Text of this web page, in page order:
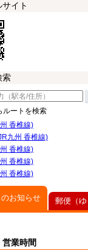
イト
索
ルートを検索
香椎線)
九州 香椎線)
香椎線)
香椎線)
香椎線)
お知らせ
営業時間
郵便（ゆ